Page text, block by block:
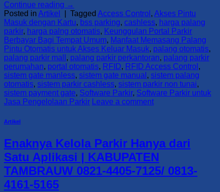
Continue reading →
Posted in Artikel Tagged Access Control , Akses Pintu
Masuk dengan Kartu, bss parking, cashless, harga palang
parkir, harga palng otomatis, Keunggulan Portal Parkir
Berbayar Bagi Tempat Umum, Manfaat Memasang Palang
Pintu Otomatis untuk Akses Keluar Masuk, palang otomatis,
palang parkir mall , palang parkir perkantoran, palang parkir
perumahan, portal otomatis, RFID, RFID Access Control ,
sistem gate manless, sistem gate manual , sistem palang
otomatis, sistem parkir cashless, sistem parkir non tunai,
sistem payment gate, Software Parkir, Software Parkir untuk
Jasa Pengelolaan Parkir
Leave a comment
Artikel
Enaknya Kelola Parkir Hanya dari
Satu Aplikasi | KABUPATEN
TAMBRAUW 0821-4405-7125/ 0813-
4161-5165